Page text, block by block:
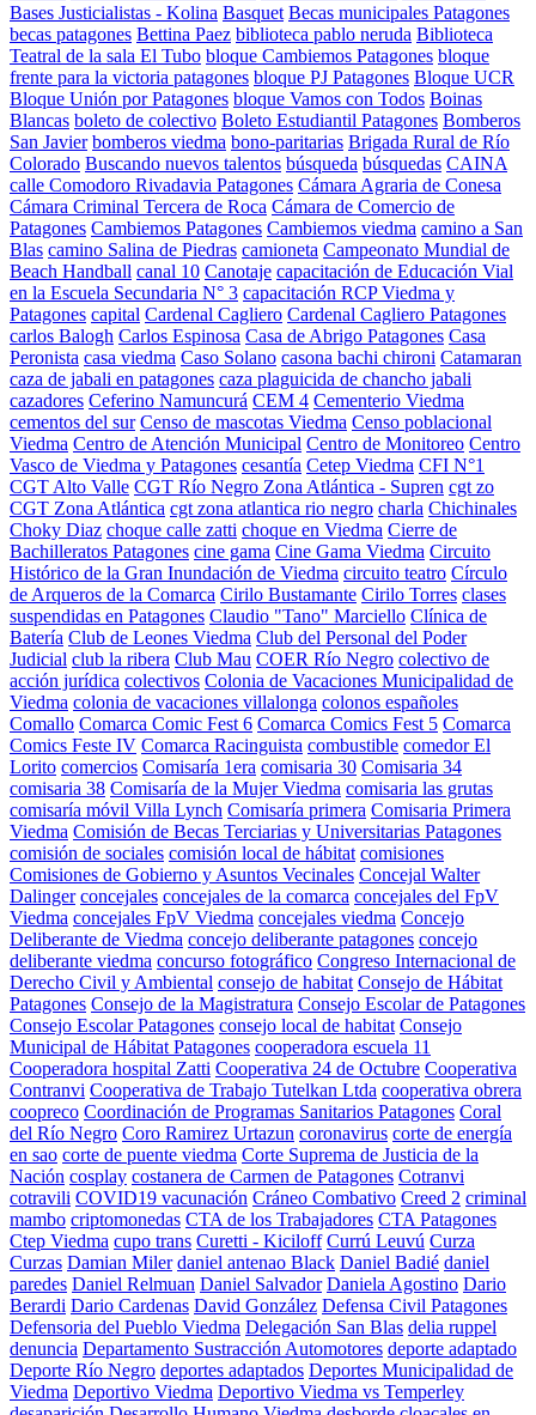
Bases Justicialistas - Kolina Basquet Becas municipales Patagones
becas patagones Bettina Paez biblioteca pablo neruda Biblioteca
Teatral de la sala El Tubo bloque Cambiemos Patagones bloque
frente para la victoria patagones bloque PJ Patagones Bloque UCR
Bloque Unión por Patagones bloque Vamos con Todos Boinas
Blancas boleto de colectivo Boleto Estudiantil Patagones Bomberos
San Javier bomberos viedma bono-paritarias Brigada Rural de Río
Colorado Buscando nuevos talentos búsqueda búsquedas CAINA
calle Comodoro Rivadavia Patagones Cámara Agraria de Conesa
Cámara Criminal Tercera de Roca Cámara de Comercio de
Patagones Cambiemos Patagones Cambiemos viedma camino a San
Blas camino Salina de Piedras camioneta Campeonato Mundial de
Beach Handball canal 10 Canotaje capacitación de Educación Vial
en la Escuela Secundaria N° 3 capacitación RCP Viedma y
Patagones capital Cardenal Cagliero Cardenal Cagliero Patagones
carlos Balogh Carlos Espinosa Casa de Abrigo Patagones Casa
Peronista casa viedma Caso Solano casona bachi chironi Catamaran
caza de jabali en patagones caza plaguicida de chancho jabali
cazadores Ceferino Namuncurá CEM 4 Cementerio Viedma
cementos del sur Censo de mascotas Viedma Censo poblacional
Viedma Centro de Atención Municipal Centro de Monitoreo Centro
Vasco de Viedma y Patagones cesantía Cetep Viedma CFI N°1
CGT Alto Valle CGT Río Negro Zona Atlántica - Supren cgt zo
CGT Zona Atlántica cgt zona atlantica rio negro charla Chichinales
Choky Diaz choque calle zatti choque en Viedma Cierre de
Bachilleratos Patagones cine gama Cine Gama Viedma Circuito
Histórico de la Gran Inundación de Viedma circuito teatro Círculo
de Arqueros de la Comarca Cirilo Bustamante Cirilo Torres clases
suspendidas en Patagones Claudio "Tano" Marciello Clínica de
Batería Club de Leones Viedma Club del Personal del Poder
Judicial club la ribera Club Mau COER Río Negro colectivo de
acción jurídica colectivos Colonia de Vacaciones Municipalidad de
Viedma colonia de vacaciones villalonga colonos españoles
Comallo Comarca Comic Fest 6 Comarca Comics Fest 5 Comarca
Comics Feste IV Comarca Racinguista combustible comedor El
Lorito comercios Comisaría 1era comisaria 30 Comisaria 34
comisaria 38 Comisaría de la Mujer Viedma comisaria las grutas
comisaría móvil Villa Lynch Comisaría primera Comisaria Primera
Viedma Comisión de Becas Terciarias y Universitarias Patagones
comisión de sociales comisión local de hábitat comisiones
Comisiones de Gobierno y Asuntos Vecinales Concejal Walter
Dalinger concejales concejales de la comarca concejales del FpV
Viedma concejales FpV Viedma concejales viedma Concejo
Deliberante de Viedma concejo deliberante patagones concejo
deliberante viedma concurso fotográfico Congreso Internacional de
Derecho Civil y Ambiental consejo de habitat Consejo de Hábitat
Patagones Consejo de la Magistratura Consejo Escolar de Patagones
Consejo Escolar Patagones consejo local de habitat Consejo
Municipal de Hábitat Patagones cooperadora escuela 11
Cooperadora hospital Zatti Cooperativa 24 de Octubre Cooperativa
Contranvi Cooperativa de Trabajo Tutelkan Ltda cooperativa obrera
coopreco Coordinación de Programas Sanitarios Patagones Coral
del Río Negro Coro Ramirez Urtazun coronavirus corte de energía
en sao corte de puente viedma Corte Suprema de Justicia de la
Nación cosplay costanera de Carmen de Patagones Cotranvi
cotravili COVID19 vacunación Cráneo Combativo Creed 2 criminal
mambo criptomonedas CTA de los Trabajadores CTA Patagones
Ctep Viedma cupo trans Curetti - Kiciloff Currú Leuvú Curza
Curzas Damian Miler daniel antenao Black Daniel Badié daniel
paredes Daniel Relmuan Daniel Salvador Daniela Agostino Dario
Berardi Dario Cardenas David González Defensa Civil Patagones
Defensoria del Pueblo Viedma Delegación San Blas delia ruppel
denuncia Departamento Sustracción Automotores deporte adaptado
Deporte Río Negro deportes adaptados Deportes Municipalidad de
Viedma Deportivo Viedma Deportivo Viedma vs Temperley